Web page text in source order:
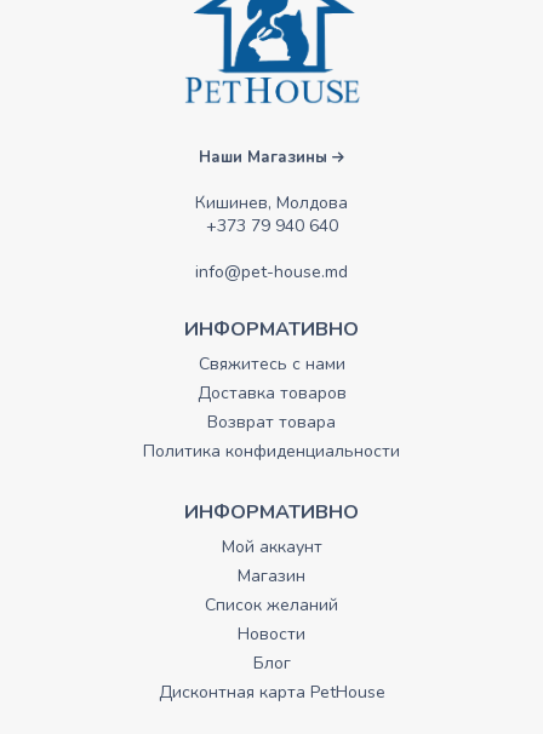
Наши Магазины
Кишинев, Молдова
+373 79 940 640
info@pet-house.md
ИНФОРМАТИВНО
Свяжитесь с нами
Доставка товаров
Возврат товара
Политика конфиденциальности
ИНФОРМАТИВНО
Мой аккаунт
Магазин
Список желаний
Новости
Блог
Дисконтная карта PetHouse